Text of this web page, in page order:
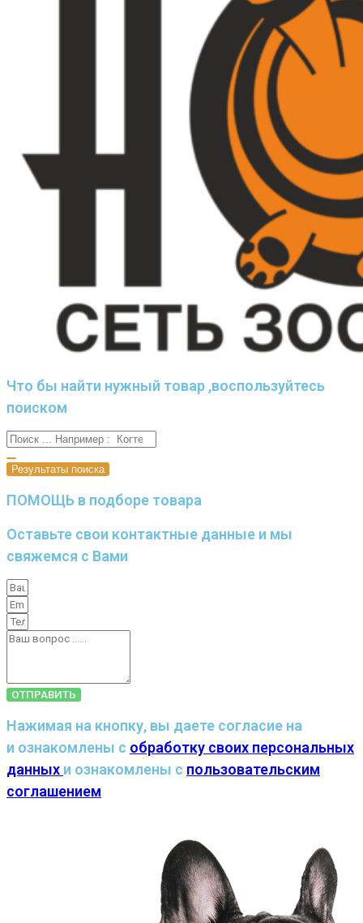
Что бы найти нужный товар ,воспользуйтесь
поиском
Результаты поиска
ПОМОЩЬ в подборе товара
Оставьте свои контактные данные и мы
свяжемся с Вами
ОТПРАВИТЬ
Нажимая на кнопку, вы даете согласие на
и ознакомлены с обработку своих персональных
данных и ознакомлены с пользовательским
соглашением